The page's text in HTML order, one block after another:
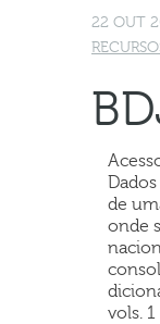
22 OUT
de
onde
vols. 1